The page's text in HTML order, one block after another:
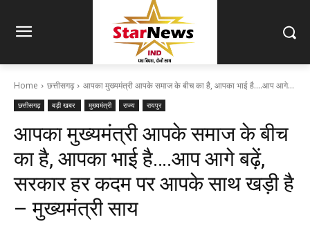
Home छत्तीसगढ़ आपका मुख्यमंत्री आपके समाज के बीच का है, आपका भाई है....आप आगे...
छत्तीसगढ़ बड़ी खबर मुख्यमंत्री राज्य रायपुर
आपका मुख्यमंत्री आपके समाज के बीच
का है, आपका भाई है….आप आगे बढ़ें,
सरकार हर कदम पर आपके साथ खड़ी है
– मुख्यमंत्री साय